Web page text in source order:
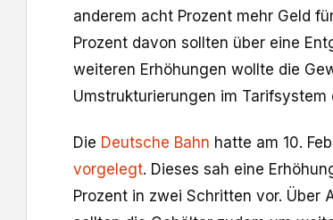
anderem acht Prozent mehr Geld
Prozent davon sollten über eine
weiteren Erhöhungen wollte die
Umstrukturierungen im Tarifsystem
Die Deutsche Bahn hatte am 10.
vorgelegt. Dieses sah eine
Prozent in zwei Schritten vor. Über